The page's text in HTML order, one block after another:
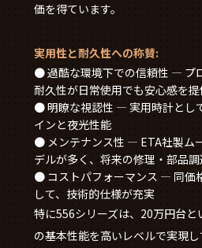
価を得ています。
実用性と耐久性への称賛:
● 過酷な環境下での信頼性 — プ
耐久性が日常使用でも安心感を提
● 明瞭な視認性 — 実用時計とし
インと夜光性能
● メンテナンス性 — ETA社製ム
デルが多く、将来の修理・部品
● コストパフォーマンス — 同価
して、技術的仕様が充実
特に556シリーズは、20万円台
の基本性能を高いレベルで実現